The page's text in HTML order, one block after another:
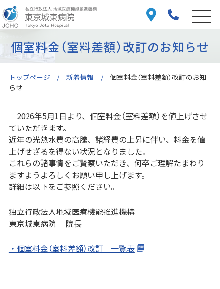
トップページ 新着情報
個室料金（室料差額）改訂のお知
らせ
個室料金（室料差額）改訂のお知らせ
2026年5月1日より、個室料金（室料差額）を値上げさせ
ていただきます。
近年の光熱水費の高騰、諸経費の上昇に伴い、料金を値
上げせざるを得ない状況となりました。
これらの諸事情をご賢察いただき、何卒ご理解たまわり
ますようよろしくお願い申し上げます。
詳細は以下をご参照ください。
独立行政法人地域医療機能推進機構
東京城東病院 院長
・個室料金（室料差額）改訂 一覧表